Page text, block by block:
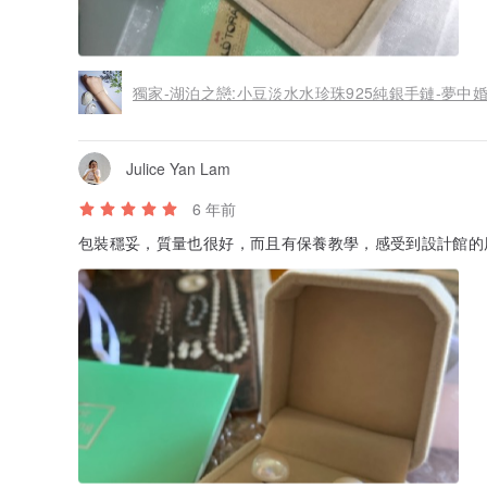
獨家-湖泊之戀:小豆淡水水珍珠925純銀手鏈-夢中
Julice Yan Lam
6 年前
包裝穩妥，質量也很好，而且有保養教學，感受到設計館的